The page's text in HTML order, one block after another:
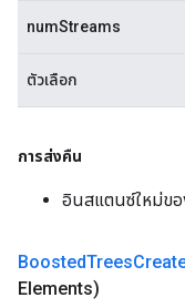
numStreams
ตัวเลือก
การส่งคืน
อินสแตนซ์ใหม่ขอ
BoostedTrees
Elements)